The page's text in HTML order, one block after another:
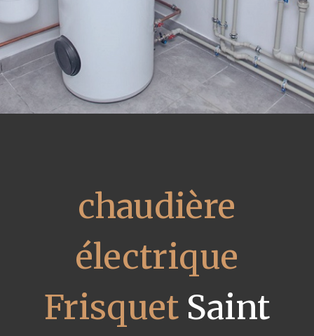
chaudière
électrique
FrisquetSaint